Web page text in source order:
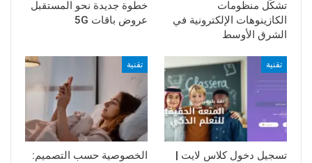
تشكّل منظومات
الكازينوهات الإلكترونية في
الشرق الأوسط
خطوة جديدة نحو المستقبل
عروض باقات 5G
تقنية
تسجيل دخول كلاس لايت |
تقنية
الخصوصية حسب التصميم: